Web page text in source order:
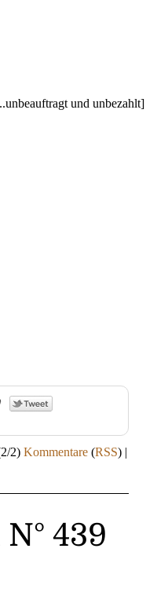
und unbezahlt]
2) Kommentare (RSS) |
439